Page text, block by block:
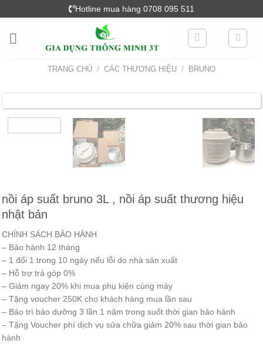
content
Hotline mua hàng 0708 095 511
TRANG CHỦ / CÁC THƯƠNG HIỆU / BRUNO
nồi áp suất bruno 3L , nồi áp suất thương hiệu
nhật bản
CHÍNH SÁCH BẢO HÀNH
– Bảo hành 12 tháng
– 1 đổi 1 trong 10 ngày nếu lỗi do nhà sản xuất
– Hỗ trợ trả góp 0%
– Giảm ngay 20% khi mua phụ kiện cùng máy
– Tặng voucher 250K cho khách hàng mua lần sau
– Bảo trì bảo dưỡng 3 lần 1 năm trong suốt thời gian bảo hành
– Tặng Voucher phí dịch vụ sửa chữa giảm 20% sau thời gian bảo
hành